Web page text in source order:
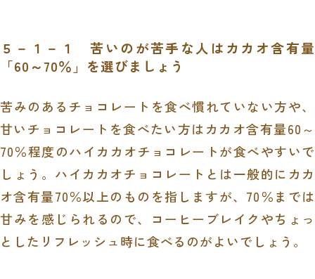
５－１－１ 苦いのが苦手な人はカカオ含有量
「60 ～70％」を選びましょう
苦みのあるチョコレートを食べ慣れていない方や、
甘いチョコレートを食べたい方はカカオ含有量60～
70％程度のハイカカオチョコレートが食べやすいで
しょう。ハイカカオチョコレートとは一般的にカカ
オ含有量70％以上のものを指しますが、70％までは
甘みを感じられるので、コーヒーブレイクやちょっ
としたリフレッシュ時に食べるのがよいでしょう。